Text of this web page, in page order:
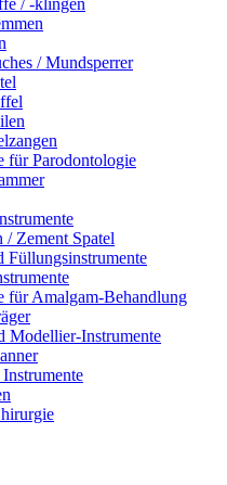
/ -klingen
/ Mundsperrer
für Parodontologie
/ Zement Spatel
Füllungsinstrumente
für Amalgam-Behandlung
Modellier-Instrumente